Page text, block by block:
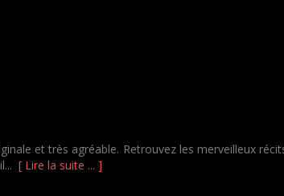
et très agréable. Retrouvez les merveilleux
[ Lire la suite ... ]